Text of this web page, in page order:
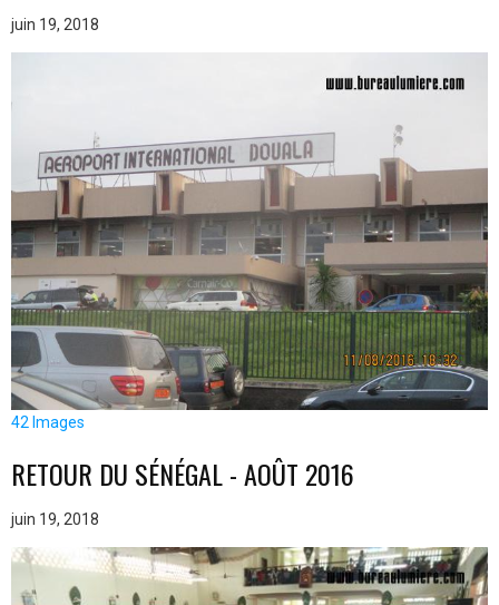
juin 19, 2018
42 Images
RETOUR DU SÉNÉGAL - AOÛT 2016
juin 19, 2018